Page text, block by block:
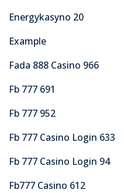
Energykasyno 20
Example
Fada 888 Casino 966
Fb 777 691
Fb 777 952
Fb 777 Casino Login 633
Fb 777 Casino Login 94
Fb777 Casino 612